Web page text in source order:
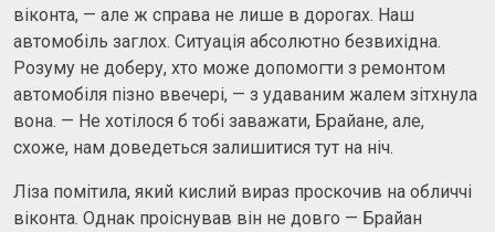
віконта, — але ж справа не лише в дорогах. Наш
автомобіль заглох. Ситуація абсолютно безвихідна.
Розуму не доберу, хто може допомогти з ремонтом
автомобіля пізно ввечері, — з удаваним жалем зітхнула
вона. — Не хотілося б тобі заважати, Брайане, але,
схоже, нам доведеться залишитися тут на ніч.
Ліза помітила, який кислий вираз проскочив на обличчі
віконта. Однак проіснував він не довго — Брайан